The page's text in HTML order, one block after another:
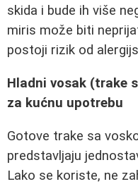
skida i bude ih više
miris može biti
postoji rizik od
Hladni vosak (trake
za kućnu upotrebu
Gotove trake sa
predstavljaju
Lako se koriste, ne